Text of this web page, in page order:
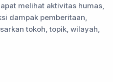
melihat aktivitas humas,
dampak pemberitaan,
tokoh, topik, wilayah,